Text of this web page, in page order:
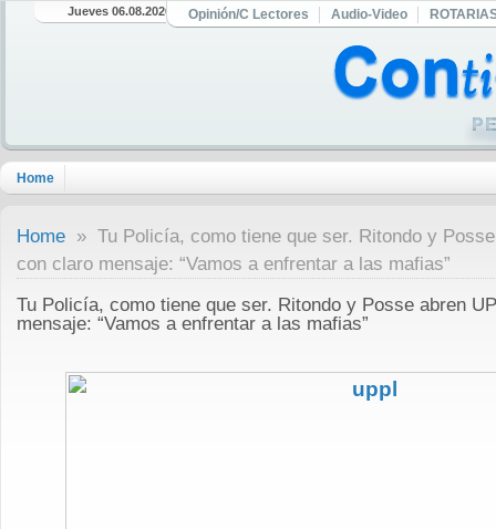
Jueves 06.08.2026 Opinión/C Lectores Audio-Video
Home
Home » Tu Policía, como tiene que ser. Ritondo y
con claro mensaje: “Vamos a enfrentar a las mafias”
Tu Policía, como tiene que ser. Ritondo y Posse abren
mensaje: “Vamos a enfrentar a las mafias”